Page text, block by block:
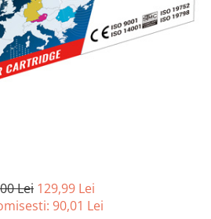
Lei 129,99 Lei
90,01 Lei